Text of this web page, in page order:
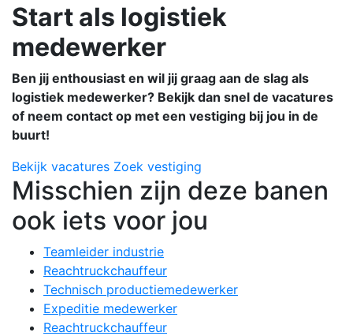
Start als logistiek
medewerker
Ben jij enthousiast en wil jij graag aan de slag als
logistiek medewerker? Bekijk dan snel de vacatures
of neem contact op met een vestiging bij jou in de
buurt!
Bekijk vacatures Zoek vestiging
Misschien zijn deze banen
ook iets voor jou
Teamleider industrie
Reachtruckchauffeur
Technisch productiemedewerker
Expeditie medewerker
Reachtruckchauffeur